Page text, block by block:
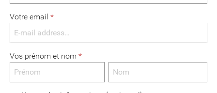
Votre email *
Vos prénom et nom *